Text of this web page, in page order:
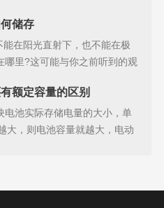
储存
在阳光直射下，也不能在极
哪里?这可能与你之前听到的观
额定容量的区别
电池实际存储电量的大小，单
大，则电池容量就越大，电动